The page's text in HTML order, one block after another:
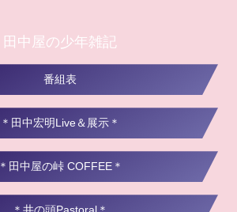
田中屋の少年雑記
番組表
＊田中宏明Live＆展示＊
＊田中屋の峠 COFFEE＊